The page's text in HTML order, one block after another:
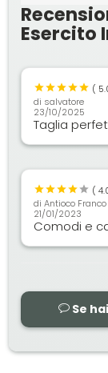
Esercito
(
di salvatore
23/10/2025
Taglia
(
diAntioco Franco
21/01/2023
Comodi e
Se